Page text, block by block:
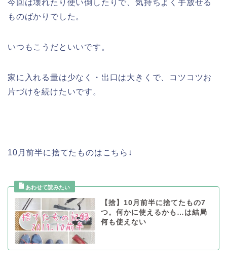
今回は壊れたり使い倒したりで、気持ちよく手放せる
ものばかりでした。
いつもこうだといいです。
家に入れる量は少なく・出口は大きくで、コツコツお
片づけを続けたいです。
10月前半に捨てたものはこちら↓
【捨】10月前半に捨てたもの7
つ。何かに使えるかも…は結局
何も使えない